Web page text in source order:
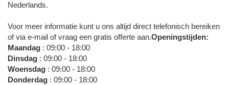
Nederlands.
Voor meer informatie kunt u ons altijd direct telefonisch bereiken
of via e-mail of vraag een gratis offerte aan.Openingstijden:
Maandag : 09:00 - 18:00
Dinsdag : 09:00 - 18:00
Woensdag : 09:00 - 18:00
Donderdag : 09:00 - 18:00